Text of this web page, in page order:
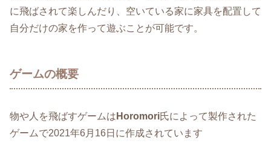
に飛ばされて楽しんだり、空いている家に家具を配置して
自分だけの家を作って遊ぶことが可能です。
ゲームの概要
物や人を飛ばすゲームは Horomori氏によって製作された
ゲームで2021年6月16日に作成されています